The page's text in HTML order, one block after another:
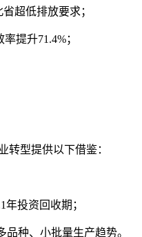
超低排放要求；
提升71.4%；
转型提供以下借鉴：
投资回收期；
种、小批量生产趋势。